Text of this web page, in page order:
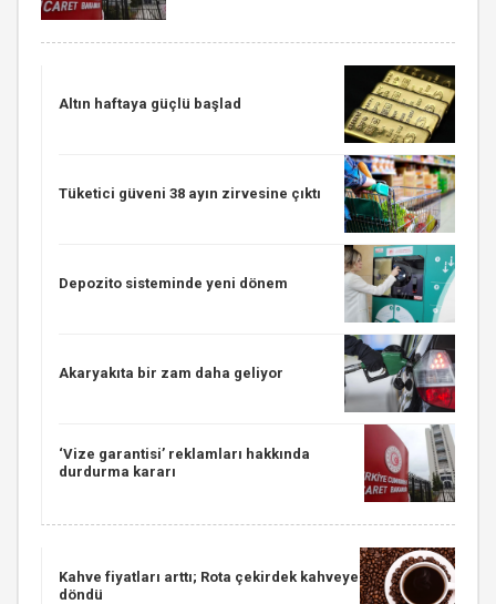
Altın haftaya güçlü başlad
Tüketici güveni 38 ayın zirvesine çıktı
Depozito sisteminde yeni dönem
Akaryakıta bir zam daha geliyor
‘Vize garantisi’ reklamları hakkında
durdurma kararı
Kahve fiyatları arttı; Rota çekirdek kahveye
döndü